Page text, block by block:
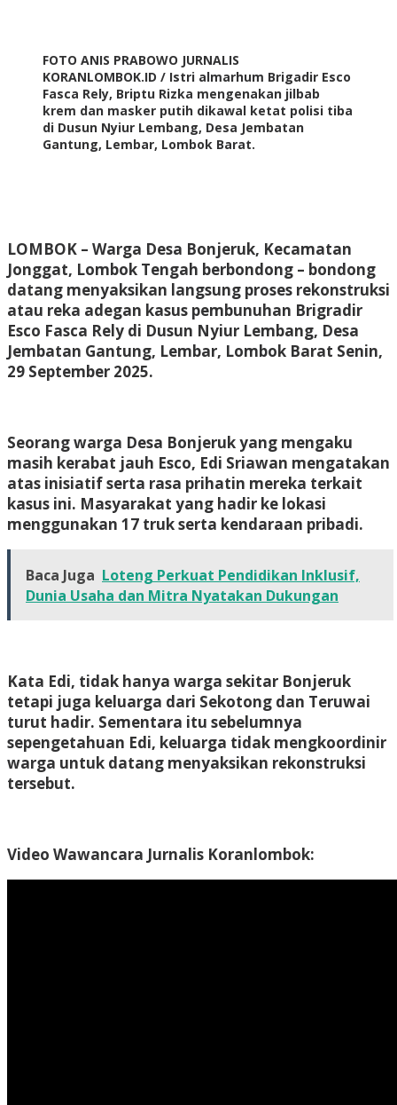
FOTO ANIS PRABOWO JURNALIS
KORANLOMBOK.ID / Istri almarhum Brigadir Esco
Fasca Rely, Briptu Rizka mengenakan jilbab
krem dan masker putih dikawal ketat polisi tiba
di Dusun Nyiur Lembang, Desa Jembatan
Gantung, Lembar, Lombok Barat.
LOMBOK – Warga Desa Bonjeruk, Kecamatan
Jonggat, Lombok Tengah berbondong – bondong
datang menyaksikan langsung proses rekonstruksi
atau reka adegan kasus pembunuhan Brigradir
Esco Fasca Rely di Dusun Nyiur Lembang, Desa
Jembatan Gantung, Lembar, Lombok Barat Senin,
29 September 2025.
Seorang warga Desa Bonjeruk yang mengaku
masih kerabat jauh Esco, Edi Sriawan mengatakan
atas inisiatif serta rasa prihatin mereka terkait
kasus ini. Masyarakat yang hadir ke lokasi
menggunakan 17 truk serta kendaraan pribadi.
Baca Juga Loteng Perkuat Pendidikan Inklusif,
Dunia Usaha dan Mitra Nyatakan Dukungan
Kata Edi, tidak hanya warga sekitar Bonjeruk
tetapi juga keluarga dari Sekotong dan Teruwai
turut hadir. Sementara itu sebelumnya
sepengetahuan Edi, keluarga tidak mengkoordinir
warga untuk datang menyaksikan rekonstruksi
tersebut.
Video Wawancara Jurnalis Koranlombok: